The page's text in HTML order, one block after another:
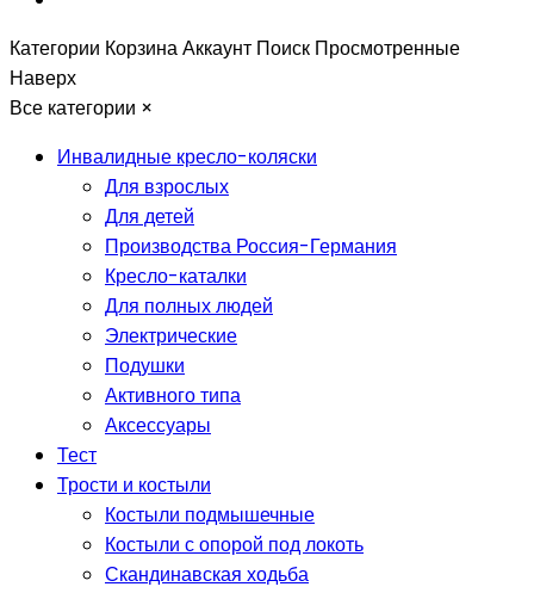
Категории КорзинаАккаунт Поиск Просмотренные
Наверх
Все категории ×
Инвалидные кресло-коляски
Для взрослых
Для детей
Производства Россия-Германия
Кресло-каталки
Для полных людей
Электрические
Подушки
Активного типа
Аксессуары
Тест
Трости и костыли
Костыли подмышечные
Костыли с опорой под локоть
Скандинавская ходьба